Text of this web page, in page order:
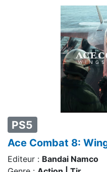
PS5
Ace Combat 8:
Editeur : Bandai Namco